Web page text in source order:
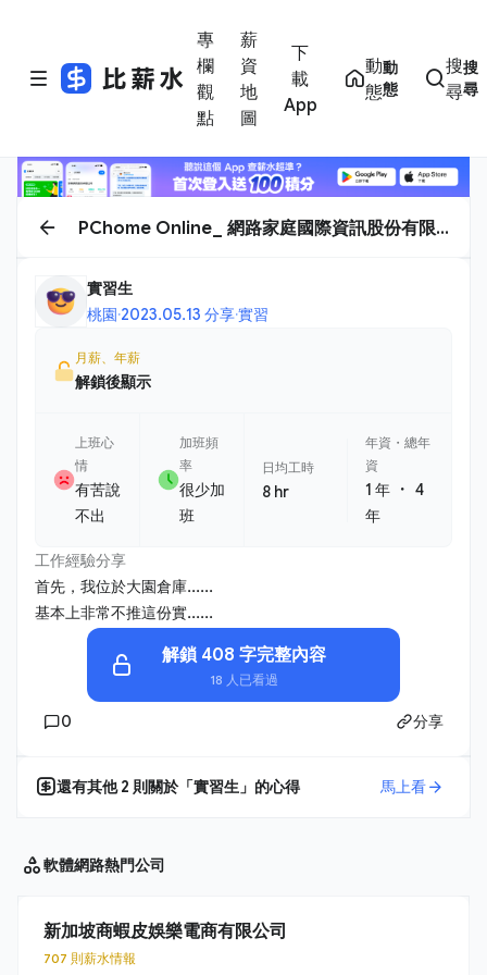
專
欄
觀
點
薪
資
地
圖
下
載
App
動
態
動
態
搜
尋
搜
尋
PChome Online_ 網路家庭國際資訊股份有限
實習生
桃園·2023.05.13 分享·實習
月薪、年薪
解鎖後顯示
上班心
情
有苦說
不出
加班頻
率
很少加
班
日均工時
8 hr
年資・總年
資
1 年 ・4
年
工作經驗分享
首先，我位於大園倉庫......
基本上非常不推這份實......
解鎖 408 字完整內容
18 人已看過
0 分享
還有其他2 則關於「實習生 」的心得 馬上看
軟體網路熱門公司
新加坡商蝦皮娛樂電商有限公司
707 則薪水情報